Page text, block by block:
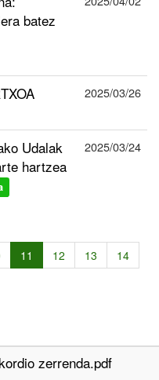
batez
2025/03/26
Udalak
hartzea
2025/03/24
11 12 13
14
zerrenda.pdf